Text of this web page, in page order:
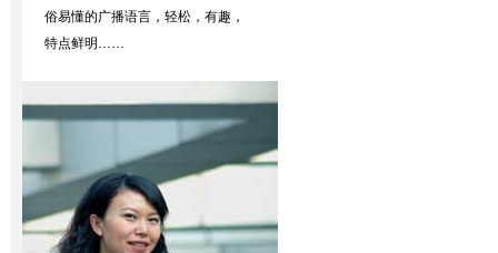
俗易懂的广播语言，轻松，有趣，
特点鲜明……